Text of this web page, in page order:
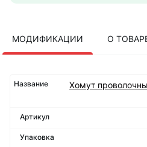
МОДИФИКАЦИИ О
Хомут